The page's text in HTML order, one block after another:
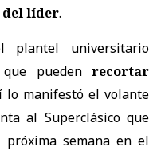
del líder.
universitario
pueden recortar
lo manifestó el volante
al Superclásico que
semana en el